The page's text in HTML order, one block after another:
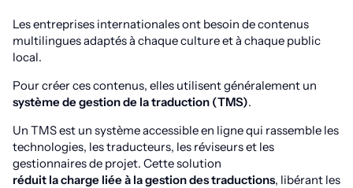
Les entreprises internationales ont besoin de contenus
multilingues adaptés à chaque culture et à chaque public
local.
Pour créer ces contenus, elles utilisent généralement un
système de gestion de la traduction (TMS).
Un TMS est un système accessible en ligne qui rassemble les
technologies, les traducteurs, les réviseurs et les
gestionnaires de projet. Cette solution
réduit la charge liée à la gestion des traductions, libérant les